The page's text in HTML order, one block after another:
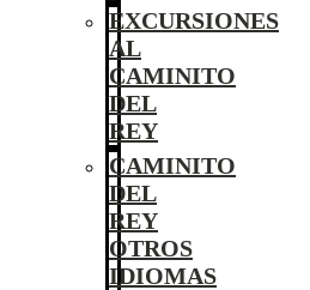
EXCURSIONES
AL
CAMINITO
DEL
REY
CAMINITO
DEL
REY
OTROS
IDIOMAS